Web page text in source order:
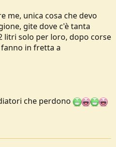
me, unica cosa che devo
gite dove c'è tanta
litri solo per loro, dopo corse
in fretta a
che perdono